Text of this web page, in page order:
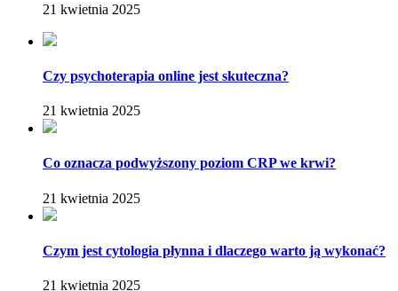
21 kwietnia 2025
Czy psychoterapia online jest skuteczna?
21 kwietnia 2025
Co oznacza podwyższony poziom CRP we krwi?
21 kwietnia 2025
Czym jest cytologia płynna i dlaczego warto ją wykonać?
21 kwietnia 2025